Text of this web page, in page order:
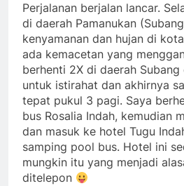
Perjalanan berjalan lancar.
di daerah Pamanukan
kenyamanan dan hujan di
ada kemacetan yang
berhenti 2X di daerah
untuk istirahat dan akhirnya
tepat pukul 3 pagi. Saya
bus Rosalia Indah, kemudian
dan masuk ke hotel Tugu
samping pool bus. Hotel ini
mungkin itu yang menjadi
ditelepon